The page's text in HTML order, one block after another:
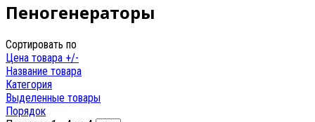
Пеногенераторы
Сортировать по
Цена товара +/-
Название товара
Категория
Выделенные товары
Порядок